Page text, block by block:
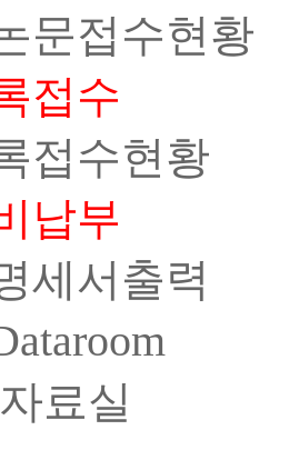
문접수현황
접수
접수현황
납부
세서출력
료실